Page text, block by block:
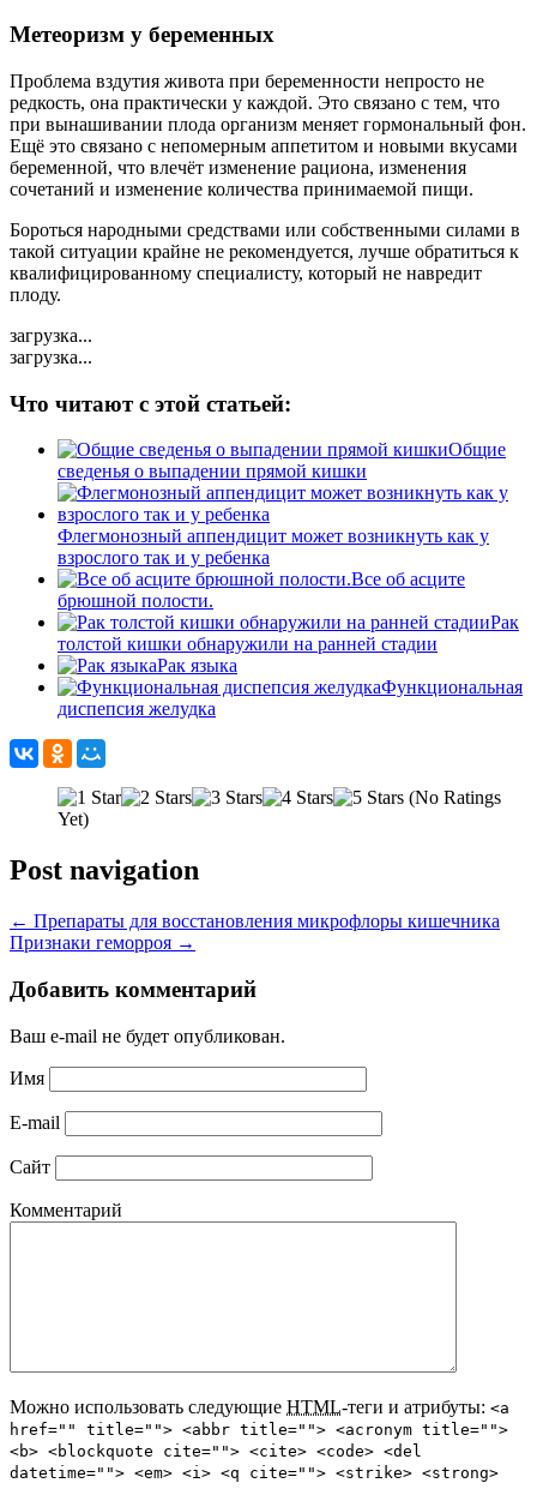
Метеоризм у беременных
Проблема вздутия живота при беременности непросто не
редкость, она практически у каждой. Это связано с тем, что
при вынашивании плода организм меняет гормональный фон.
Ещё это связано с непомерным аппетитом и новыми вкусами
беременной, что влечёт изменение рациона, изменения
сочетаний и изменение количества принимаемой пищи.
Бороться народными средствами или собственными силами в
такой ситуации крайне не рекомендуется, лучше обратиться к
квалифицированному специалисту, который не навредит
плоду.
загрузка...
загрузка...
Что читают с этой статьей:
Общие
сведенья о выпадении прямой кишки
Флегмонозный аппендицит может возникнуть как у
взрослого так и у ребенка
Все об асците
брюшной полости.
Рак
толстой кишки обнаружили на ранней стадии
Рак языка
Функциональная
диспепсия желудка
(No Ratings
Yet)
Post navigation
← Препараты для восстановления микрофлоры кишечника
Признаки геморроя →
Добавить комментарий
Ваш e-mail не будет опубликован.
Имя
E-mail
Сайт
Комментарий
Можно использовать следующие HTML-теги и атрибуты: <a
href="" title=""> <abbr title=""> <acronym title="">
<b> <blockquote cite=""> <cite> <code> <del
datetime=""> <em> <i> <q cite=""> <strike> <strong>